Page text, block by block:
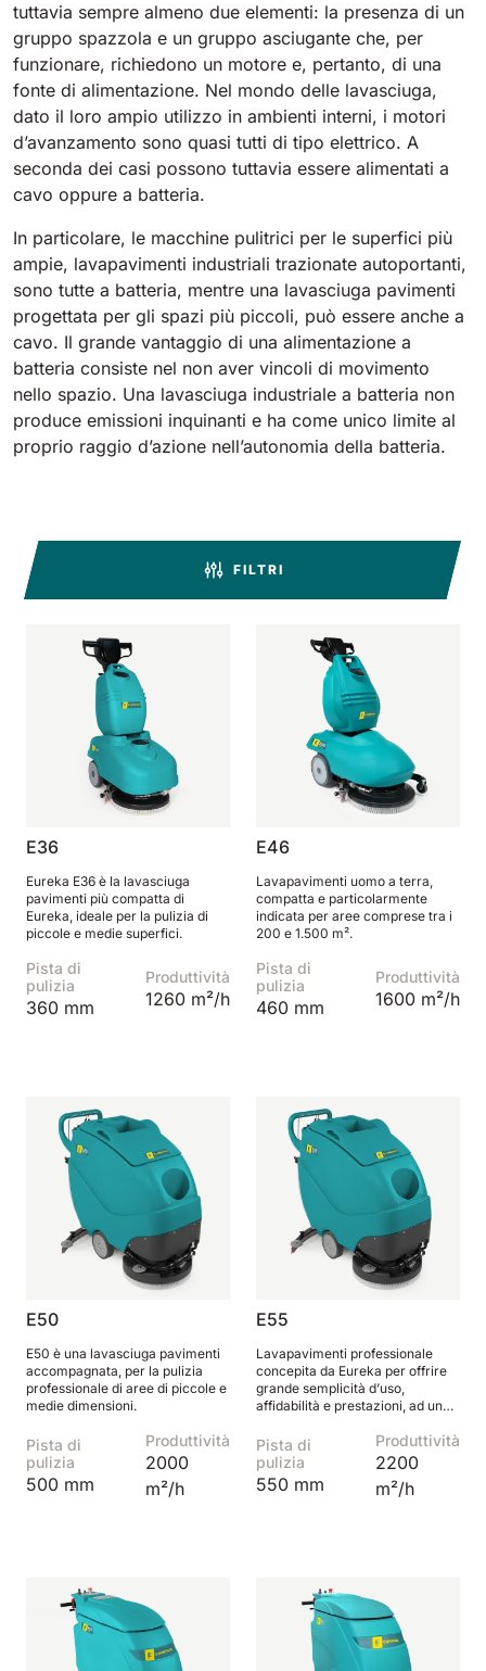
760 mm 4560 m²/h
E83
830 mm 4980 m²/h
E85
810 mm 6075 m²/h
E100
1000 mm 7500 m²/h
E110-D
1100 mm 8800 m²/h
tuttavia sempre almeno due elementi: la presenza di un
gruppo spazzola e un gruppo asciugante che, per
funzionare, richiedono un motore e, pertanto, di una
fonte di alimentazione. Nel mondo delle lavasciuga,
dato il loro ampio utilizzo in ambienti interni, i motori
d’avanzamento sono quasi tutti di tipo elettrico. A
seconda dei casi possono tuttavia essere alimentati a
cavo oppure a batteria.
In particolare, le macchine pulitrici per le superfici più
ampie, lavapavimenti industriali trazionate autoportanti,
sono tutte a batteria, mentre una lavasciuga pavimenti
progettata per gli spazi più piccoli, può essere anche a
cavo. Il grande vantaggio di una alimentazione a
batteria consiste nel non aver vincoli di movimento
nello spazio. Una lavasciuga industriale a batteria non
produce emissioni inquinanti e ha come unico limite al
proprio raggio d’azione nell’autonomia della batteria.
FILTRI
E36
Eureka E36 è la lavasciuga
pavimenti più compatta di
Eureka, ideale per la pulizia di
piccole e medie superfici.
Pista di
pulizia
360 mm
Produttività
1260 m²/h
E46
Lavapavimenti uomo a terra,
compatta e particolarmente
indicata per aree comprese tra i
200 e 1.500 m².
Pista di
pulizia
460 mm
Produttività
1600 m²/h
E50
E50 è una lavasciuga pavimenti
accompagnata, per la pulizia
professionale di aree di piccole e
medie dimensioni.
Pista di
pulizia
500 mm
Produttività
2000
m²/h
E55
Lavapavimenti professionale
concepita da Eureka per offrire
grande semplicità d’uso,
affidabilità e prestazioni, ad un
accessibile.
Pista di
pulizia
550 mm
Produttività
2200
m²/h